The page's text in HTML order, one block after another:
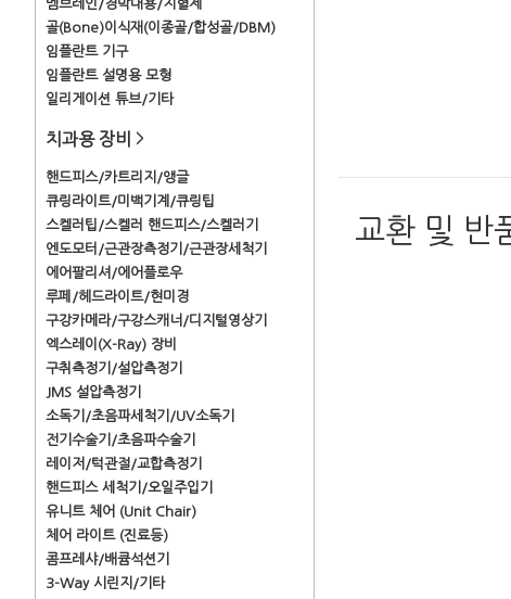
멤브레인/경막대용/지혈제
골(Bone)이식재(이종골/합성골/DBM)
임플란트 기구
임플란트 설명용 모형
일리게이션 튜브/기타
치과용 장비 >
핸드피스/카트리지/앵글
큐링라이트/미백기계/큐링팁
스켈러팁/스켈러 핸드피스/스켈러기
엔도모터/근관장측정기/근관장세척기
에어팔리셔/에어플로우
루페/헤드라이트/현미경
구강카메라/구강스캐너/디지털영상기
엑스레이(X-Ray) 장비
구취측정기/설압측정기
JMS 설압측정기
소독기/초음파세척기/UV소독기
전기수술기/초음파수술기
레이저/턱관절/교합측정기
핸드피스 세척기/오일주입기
유니트 체어 (Unit Chair)
체어 라이트 (진료등)
콤프레샤/배큠석션기
3-Way 시린지/기타
교환 및 반